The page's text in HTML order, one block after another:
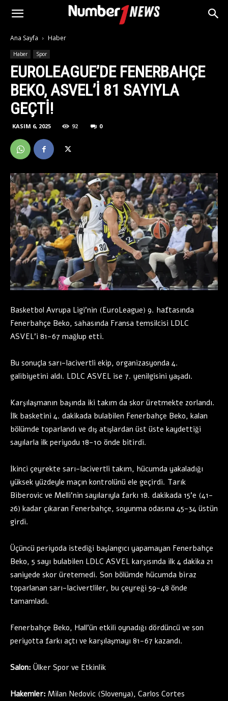
Ana Sayfa Haber
Haber Spor
EUROLEAGUE’DE FENERBAHÇE
BEKO, ASVEL’I 81 SAYIYLA
GEÇTI!
KASIM 6, 2025 92 0
Basketbol Avrupa Ligi’nin (EuroLeague) 9. haftasında
Fenerbahçe Beko, sahasında Fransa temsilcisi LDLC
ASVEL’i 81-67 mağlup etti.
Bu sonuçla sarı-lacivertli ekip, organizasyonda 4.
galibiyetini aldı. LDLC ASVEL ise 7. yenilgisini yaşadı.
Karşılaşmanın başında iki takım da skor üretmekte zorlandı.
İlk basketini 4. dakikada bulabilen Fenerbahçe Beko, kalan
bölümde toparlandı ve dış atışlardan üst üste kaydettiği
sayılarla ilk periyodu 18-10 önde bitirdi.
İkinci çeyrekte sarı-lacivertli takım, hücumda yakaladığı
yüksek yüzdeyle maçın kontrolünü ele geçirdi. Tarık
Biberovic ve Melli’nin sayılarıyla farkı 18. dakikada 15’e (41-
26) kadar çıkaran Fenerbahçe, soyunma odasına 45-34 üstün
girdi.
Üçüncü periyoda istediği başlangıcı yapamayan Fenerbahçe
Beko, 5 sayı bulabilen LDLC ASVEL karşısında ilk 4 dakika 21
saniyede skor üretemedi. Son bölümde hücumda biraz
toparlanan sarı-lacivertliler, bu çeyreği 59-48 önde
tamamladı.
Fenerbahçe Beko, Hall’ün etkili oynadığı dördüncü ve son
periyotta farkı açtı ve karşılaşmayı 81-67 kazandı.
Salon: Ülker Spor ve Etkinlik
Hakemler: Milan Nedovic (Slovenya), Carlos Cortes